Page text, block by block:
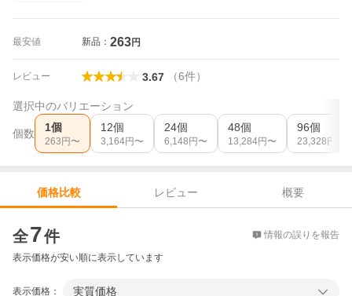
最安値 新品： 263円
レビュー 3.67 （6件）
選択中のバリエーション
個数 1個
263 円〜
12個
3,164円〜
24個
6,148 円〜
48個
13,284円〜
96個
23,328 円〜
価格比較 レビュー
概要
全7件 情報の誤りを報告
表示価格が安い順に表示しています
表示価格： 実質価格